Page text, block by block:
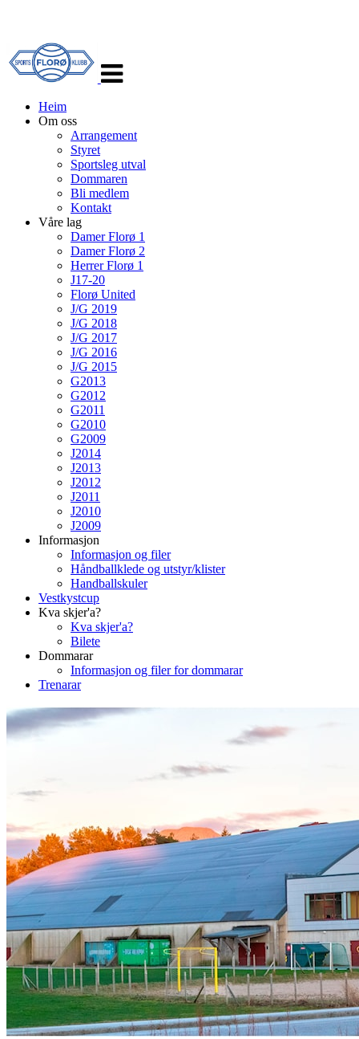
navigasjon
Heim
Om oss
Arrangement
Styret
Sportsleg utval
Dommaren
Bli medlem
Kontakt
Våre lag
Damer Florø 1
Damer Florø 2
Herrer Florø 1
J17-20
Florø United
J/G 2019
J/G 2018
J/G 2017
J/G 2016
J/G 2015
G2013
G2012
G2011
G2010
G2009
J2014
J2013
J2012
J2011
J2010
J2009
Informasjon
Informasjon og filer
Håndballklede og utstyr/klister
Handballskuler
Vestkystcup
Kva skjer'a?
Kva skjer'a?
Bilete
Dommarar
Informasjon og filer for dommarar
Trenarar